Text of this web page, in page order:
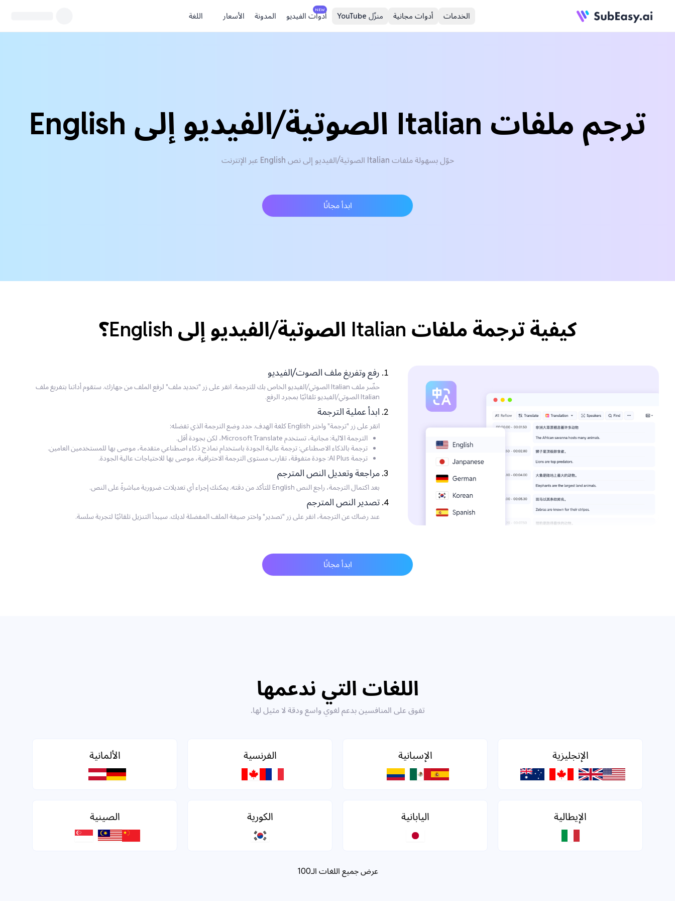
الخدمات أدوات مجانية منزّل YouTube
NEW
أدوات الفيديو المدونة الأسعار اللغة
ترجم ملفات Italian الصوتية/الفيديو إلى English
حوّل بسهولة ملفات Italian الصوتية/الفيديو إلى نص English عبر الإنترنت
ابدأ مجانًا
كيفية ترجمة ملفات Italian الصوتية/الفيديو إلى English؟
رفع وتفريغ ملف الصوت/الفيديو
حضّر ملف Italian الصوتي/الفيديو الخاص بك للترجمة. انقر على زر "تحديد ملف" لرفع الملف من جهازك. ستقوم أداتنا بتفريغ ملف
Italian الصوتي/الفيديو تلقائيًا بمجرد الرفع.
ابدأ عملية الترجمة
انقر على زر "ترجمة" واختر English كلغة الهدف. حدد وضع الترجمة الذي تفضله:
الترجمة الآلية: مجانية، تستخدم Microsoft Translate، لكن بجودة أقل.
ترجمة بالذكاء الاصطناعي: ترجمة عالية الجودة باستخدام نماذج ذكاء اصطناعي متقدمة، موصى بها للمستخدمين العامين.
ترجمة AI Plus: جودة متفوقة، تقارب مستوى الترجمة الاحترافية، موصى بها للاحتياجات عالية الجودة.
مراجعة وتعديل النص المترجم
بعد اكتمال الترجمة، راجع النص English للتأكد من دقته. يمكنك إجراء أي تعديلات ضرورية مباشرةً على النص.
تصدير النص المترجم
عند رضاك عن الترجمة، انقر على زر "تصدير" واختر صيغة الملف المفضلة لديك. سيبدأ التنزيل تلقائيًا لتجربة سلسة.
ابدأ مجانًا
اللغات التي ندعمها
تفوق على المنافسين بدعم لغوي واسع ودقة لا مثيل لها.
الإنجليزية الإسبانية الفرنسية الألمانية
الإيطالية اليابانية الكورية الصينية
عرض جميع اللغات الـ100